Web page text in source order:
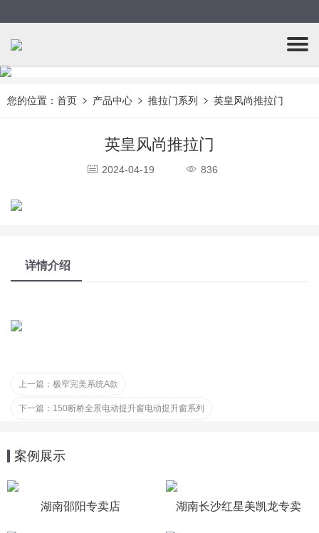
您的位置： 首页 产品中心 推拉门系列 英皇风尚推拉门
英皇风尚推拉门
2024-04-19 836
详情介绍
上一篇： 极窄完美系统A款
下一篇： 150断桥全景电动提升窗电动提升窗系列
案例展示
湖南邵阳专卖店 湖南长沙红星美凯龙专卖